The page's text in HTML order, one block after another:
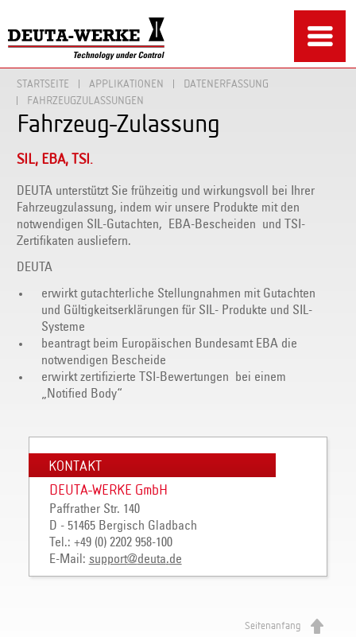
STARTSEITE APPLIKATIONEN
DATENERFASSUNG
FAHRZEUGZULASSUNGEN
Fahrzeug-Zulassung
SIL, EBA, TSI.
DEUTA unterstützt Sie frühzeitig und wirkungsvoll bei Ihrer
Fahrzeugzulassung, indem wir unsere Produkte mit den
notwendigen SIL-Gutachten, EBA-Bescheiden und TSI-
Zertifikaten ausliefern.
DEUTA
erwirkt gutachterliche Stellungnahmen mit Gutachten
und Gültigkeitserklärungen für SIL- Produkte und SIL-
Systeme
beantragt beim Europäischen Bundesamt EBA die
notwendigen Bescheide
erwirkt zertifizierte TSI-Bewertungen bei einem
„Notified Body“
KONTAKT
DEUTA-WERKE GmbH
Paffrather Str. 140
D - 51465 Bergisch Gladbach
Tel.: +49 (0) 2202 958-100
E-Mail: support@deuta.de
Seitenanfang